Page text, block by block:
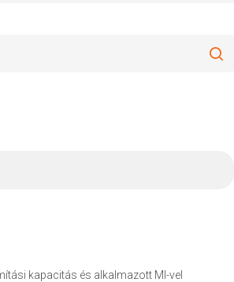
kapacitás és alkalmazott MI-vel